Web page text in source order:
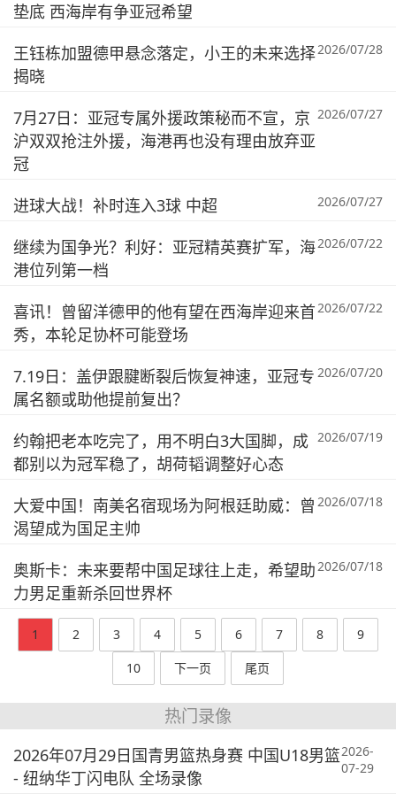
垫底 西海岸有争亚冠希望
王钰栋加盟德甲悬念落定，小王的未来选择
揭晓
2026/07/28
7月27日：亚冠专属外援政策秘而不宣，京
沪双双抢注外援，海港再也没有理由放弃亚
冠
2026/07/27
进球大战！补时连入3球 中超 2026/07/27
继续为国争光？利好：亚冠精英赛扩军，海
港位列第一档
2026/07/22
喜讯！曾留洋德甲的他有望在西海岸迎来首
秀，本轮足协杯可能登场
2026/07/22
7.19日：盖伊跟腱断裂后恢复神速，亚冠专
属名额或助他提前复出？
2026/07/20
约翰把老本吃完了，用不明白3大国脚，成
都别以为冠军稳了，胡荷韬调整好心态
2026/07/19
大爱中国！南美名宿现场为阿根廷助威：曾
渴望成为国足主帅
2026/07/18
奥斯卡：未来要帮中国足球往上走，希望助
力男足重新杀回世界杯
2026/07/18
1 2 3 4 5 6 7 8
9
10
下一页 尾页
热门录像
2026年07月29日国青男篮热身赛 中国U18男篮
- 纽纳华丁闪电队 全场录像
2026-
07-29